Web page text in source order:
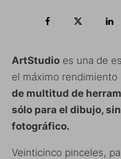
ArtStudio es una de
el máximo rendimiento
de multitud de
sólo para el dibujo,
fotográfico.
Veinticinco pinceles,